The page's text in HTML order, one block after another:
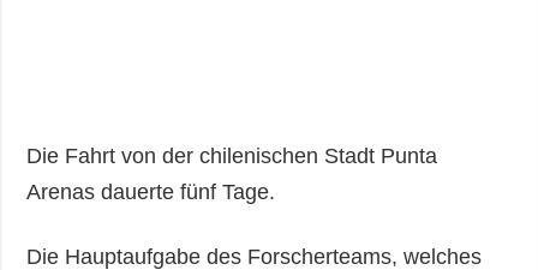
Die Fahrt von der chilenischen Stadt Punta
Arenas dauerte fünf Tage.
Die Hauptaufgabe des Forscherteams, welches